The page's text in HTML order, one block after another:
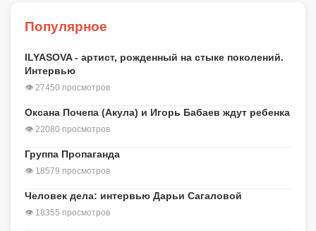
Популярное
ILYASOVA - артист, рожденный на стыке поколений.
Интервью
👁 27450 просмотров
Оксана Почепа (Акула) и Игорь Бабаев ждут ребенка
👁 22080 просмотров
Группа Пропаганда
👁 18579 просмотров
Человек дела: интервью Дарьи Сагаловой
👁 18355 просмотров